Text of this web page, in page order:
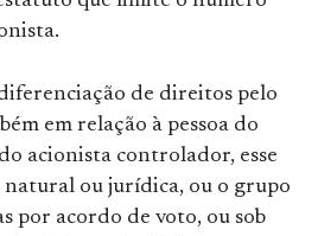
de direitos pelo
em relação à pessoa do
acionista controlador, esse
natural ou jurídica, ou o grupo
por acordo de voto, ou sob